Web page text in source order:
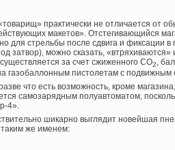
практически не отличается от
макетов». Отстегивающийся
для стрельбы после сдвига и фиксации
затвор), можно сказать,
за счет сжиженного СО2,
газобаллонным пистолетам с подвижным
что есть возможность, кроме
самозарядным полуавтоматом,
4».
шикарно выглядит новейшая
таким же именем: